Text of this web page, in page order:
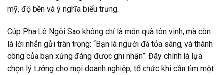
mỹ, độ bền và ý nghĩa biểu trưng.
Cúp Pha Lê Ngôi Sao không chỉ là món quà tôn vinh, mà còn
là lời nhắn gửi trân trọng: “Bạn là người đã tỏa sáng, và thành
công của bạn xứng đáng được ghi nhận”. Đây chính là lựa
chọn lý tưởng cho mọi doanh nghiệp, tổ chức khi cần tìm một